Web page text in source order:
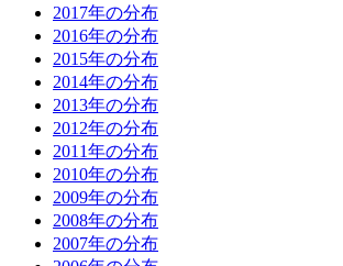
2017年の分布
2016年の分布
2015年の分布
2014年の分布
2013年の分布
2012年の分布
2011年の分布
2010年の分布
2009年の分布
2008年の分布
2007年の分布